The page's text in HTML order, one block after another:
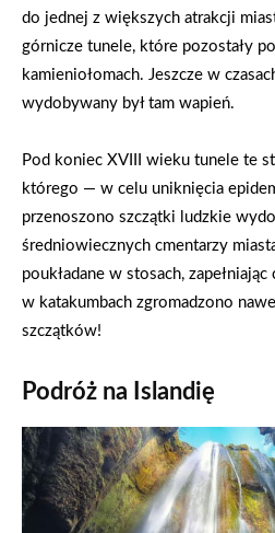
do jednej z większych atrakcji
górnicze tunele, które pozostały
kamieniołomach. Jeszcze w
wydobywany był tam wapień.
Pod koniec XVIII wieku tunele te
którego — w celu uniknięcia
przenoszono szczątki ludzkie
średniowiecznych cmentarzy
poukładane w stosach, zapełniając
w katakumbach zgromadzono
szczątków!
Podróż na Islandię